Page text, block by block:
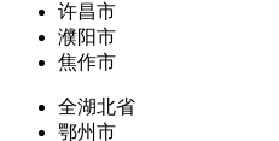
许昌市
濮阳市
焦作市
全湖北省
鄂州市